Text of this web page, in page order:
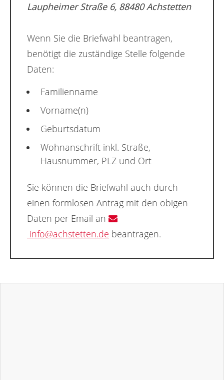
Laupheimer Straße 6, 88480 Achstetten
Wenn Sie die Briefwahl beantragen,
benötigt die zuständige Stelle folgende
Daten:
Familienname
Vorname(n)
Geburtsdatum
Wohnanschrift inkl. Straße,
Hausnummer, PLZ und Ort
Sie können die Briefwahl auch durch
einen formlosen Antrag mit den obigen
Daten per Email an
info@achstetten.de beantragen.